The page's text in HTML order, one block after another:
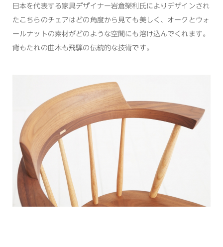
日本を代表する家具デザイナー岩倉榮利氏によりデザインされ
たこちらのチェアはどの角度から見ても美しく、オークとウォ
ールナットの素材がどのような空間にも溶け込んでくれます。
背もたれの曲木も飛騨の伝統的な技術です。